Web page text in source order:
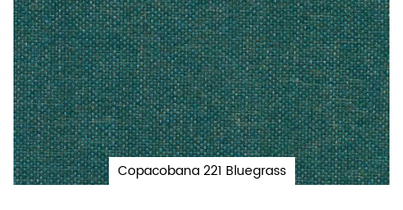
Copacobana 221 Bluegrass